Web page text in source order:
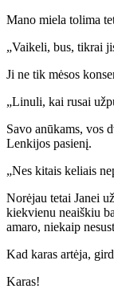
Mano miela tolima
„Vaikeli, bus, tikrai
Ji ne tik mėsos
„Linuli, kai rusai
Savo anūkams, vos
Lenkijos pasienį.
„Nes kitais keliais
Norėjau tetai Janei
kiekvienu neaiškiu
amaro, niekaip
Kad karas artėja,
Karas!